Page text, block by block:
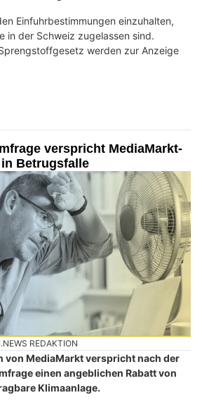
Einfuhrbestimmungen einzuhalten,
in der Schweiz zugelassen sind.
werden zur Anzeige
verspricht MediaMarkt-
Betrugsfalle
REDAKTION
von MediaMarkt verspricht nach der
einen angeblichen Rabatt von
Klimaanlage.